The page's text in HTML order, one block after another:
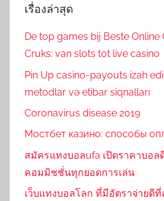
เรื่องล่าสุด
De top games bij Beste Online
Cruks: van slots tot live casino
Pin Up casino-payouts izah
metodlar və etibar siqnalları
Coronavirus disease 2019
Мостбет казино: способы
สมัครแทงบอลufa เปิดราคาบอ
คอมมิชชั่นทุกยอดการเล่น
เว็บแทงบอลโลก ที่มีอัตราจ่ายดีที่